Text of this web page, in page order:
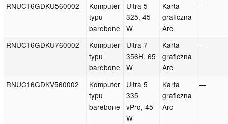
RNUC16GDKU560002
Komputer
typu
barebone
Ultra 5
325, 45
W
Karta
graficzna
Arc
—
RNUC16GDKU760002
Komputer
typu
barebone
Ultra 7
356H, 65
W
Karta
graficzna
Arc
—
RNUC16GDKV560002
Komputer
typu
barebone
Ultra 5
335
vPro, 45
W
Karta
graficzna
Arc
—